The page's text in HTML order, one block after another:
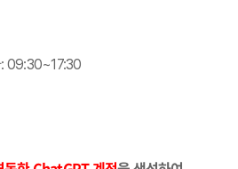
09:30~17:30